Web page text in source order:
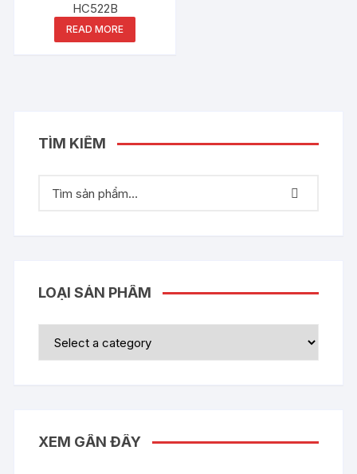
HC522B
READ MORE
TÌM KIẾM
LOẠI SẢN PHẨM
XEM GẦN ĐÂY